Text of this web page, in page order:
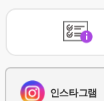
인스타그램